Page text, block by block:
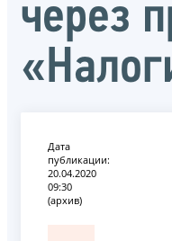
через
Дата
публикации:
20.04.2020
09:30
(архив)